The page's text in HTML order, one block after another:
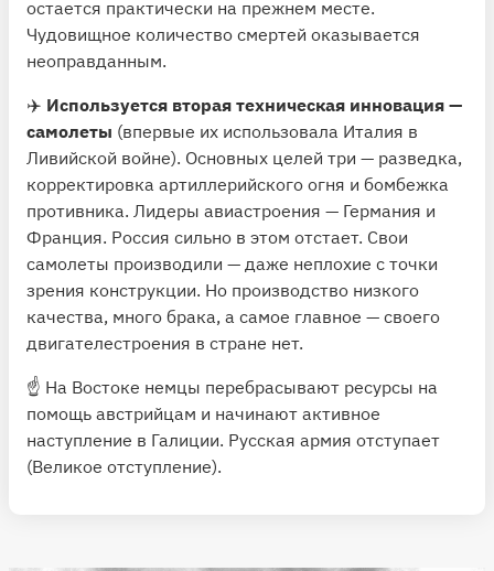
остается практически на прежнем месте.
Чудовищное количество смертей оказывается
неоправданным.
✈️ Используется вторая техническая инновация —
самолеты (впервые их использовала Италия в
Ливийской войне). Основных целей три — разведка,
корректировка артиллерийского огня и бомбежка
противника. Лидеры авиастроения — Германия и
Франция. Россия сильно в этом отстает. Свои
самолеты производили — даже неплохие с точки
зрения конструкции. Но производство низкого
качества, много брака, а самое главное — своего
двигателестроения в стране нет.
☝️ На Востоке немцы перебрасывают ресурсы на
помощь австрийцам и начинают активное
наступление в Галиции. Русская армия отступает
(Великое отступление).